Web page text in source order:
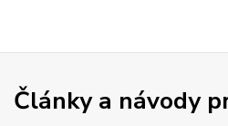
Články a návody